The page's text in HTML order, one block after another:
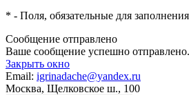
* - Поля, обязательные для заполнения
Сообщение отправлено
Ваше сообщение успешно
Закрыть окно
Email: igrinadache@yandex.ru
Москва, Щелковское ш., 100